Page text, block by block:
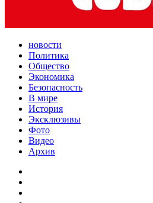
новости
Политика
Общество
Экономика
Безопасность
В мире
История
Эксклюзивы
Фото
Видео
Архив